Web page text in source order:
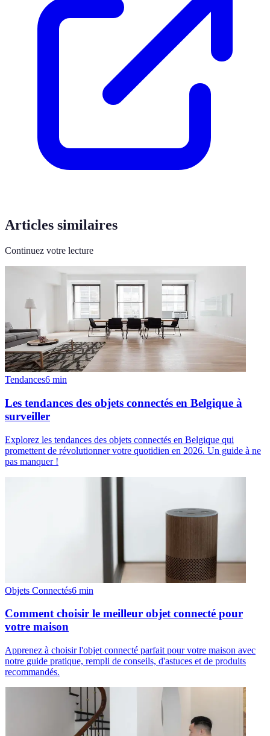
Articles similaires
Continuez votre lecture
Tendances6 min
Les tendances des objets connectés en Belgique à
surveiller
Explorez les tendances des objets connectés en Belgique qui
promettent de révolutionner votre quotidien en 2026. Un guide à ne
pas manquer !
Objets Connectés6 min
Comment choisir le meilleur objet connecté pour
votre maison
Apprenez à choisir l'objet connecté parfait pour votre maison avec
notre guide pratique, rempli de conseils, d'astuces et de produits
recommandés.